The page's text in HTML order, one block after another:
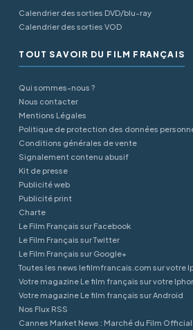
Calendrier des sorties DVD/blu-ray
Calendrier des sorties VOD
TOUT SAVOIR DU FILM FRANÇAIS
Qui sommes-nous ?
Nous contacter
Mentions Légales
Politique de protection des données
Conditions générales de vente
Signalement contenu abusif
Kit de presse
Publicité web
Publicité print
Charte
Le Film Français sur Facebook
Le Film Français sur Twitter
Le Film Français sur Google+
Toutes les news lefilmfrancais.com sur votre
Votre magazine Le film français sur votre
Votre magazine Le film français sur Android
Nos Flux RSS
Cannes Market News : Marché du Film